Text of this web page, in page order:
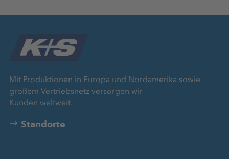
Mit Produktionen in Europa und Nordamerika sowie
großem Vertriebsnetz versorgen wir
Kunden weltweit.
Standorte